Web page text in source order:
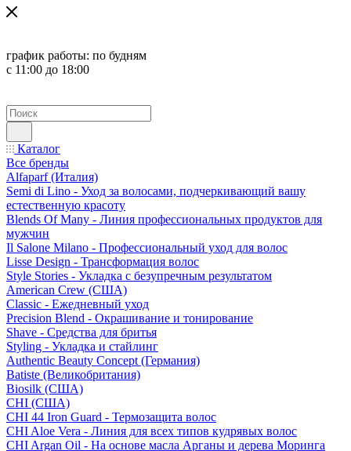
график работы: по будням
с 11:00 до 18:00
Каталог
Все бренды
Alfaparf (Италия)
Semi di Lino - Уход за волосами, подчеркивающий вашу
естественную красоту
Blends Of Many - Линия профессиональных продуктов для
мужчин
Il Salone Milano - Профессиональный уход для волос
Lisse Design - Трансформация волос
Style Stories - Укладка с безупречным результатом
American Crew (США)
Classic - Ежедневный уход
Precision Blend - Окрашивание и тонирование
Shave - Средства для бритья
Styling - Укладка и стайлинг
Authentic Beauty Concept (Германия)
Batiste (Великобритания)
Biosilk (США)
CHI (США)
CHI 44 Iron Guard - Термозащита волос
CHI Aloe Vera - Линия для всех типов кудрявых волос
CHI Argan Oil - На основе масла Арганы и дерева Моринга